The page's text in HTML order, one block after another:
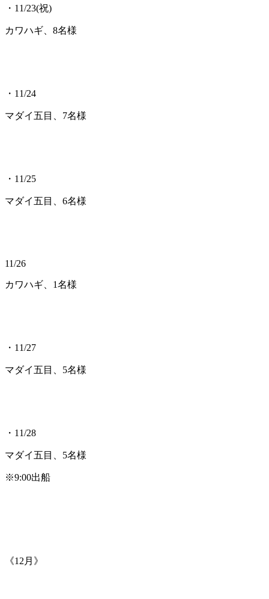
・11/23(祝)
カワハギ、8名様
・11/24
マダイ五目、7名様
・11/25
マダイ五目、6名様
11/26
カワハギ、1名様
・11/27
マダイ五目、5名様
・11/28
マダイ五目、5名様
※9:00出船
《12月》